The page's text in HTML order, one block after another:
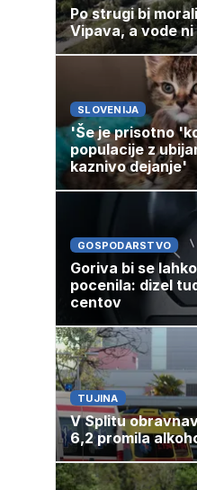
Po strugi bi
Vipava, a vode ni
SLOVENIJA
'Še je prisotno
populacije z
kaznivo dejanje'
GOSPODARSTVO
Goriva bi se
pocenila: dizel
centov
TUJINA
V Splitu
6,2 promila